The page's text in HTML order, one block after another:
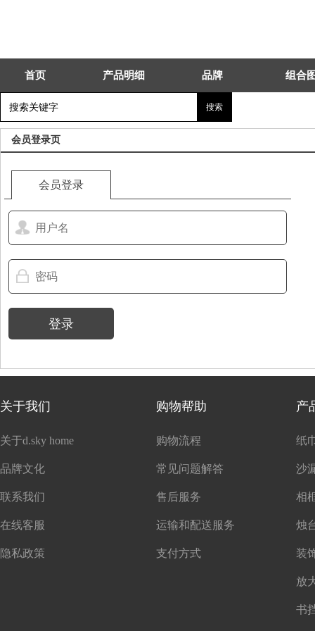
首页 产品明细 品牌 组合
会员登录页
会员登录
登录
关于我们
关于d.sky home
品牌文化
联系我们
在线客服
隐私政策
购物帮助
购物流程
常见问题解答
售后服务
运输和配送服务
支付方式
产
纸
沙
书